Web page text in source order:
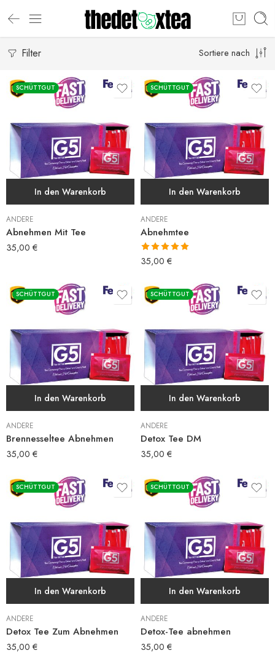
Filter Sortiere nach
SCHÜTTGUT
In den Warenkorb
ANDERE
Abnehmen Mit Tee
35,00 €
SCHÜTTGUT
In den Warenkorb
ANDERE
Abnehmtee
Bewertet mit
35,00 €
SCHÜTTGUT
In den Warenkorb
ANDERE
Brennesseltee Abnehmen
35,00 €
SCHÜTTGUT
In den Warenkorb
ANDERE
Detox Tee DM
35,00 €
SCHÜTTGUT
In den Warenkorb
ANDERE
Detox Tee Zum Abnehmen
35,00 €
SCHÜTTGUT
In den Warenkorb
ANDERE
Detox-Tee abnehmen
35,00 €